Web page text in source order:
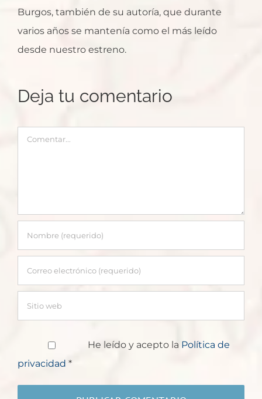
Burgos, también de su autoría, que durante
varios años se mantenía como el más leído
desde nuestro estreno.
Deja tu comentario
Comentar
He leído y acepto la Política de
privacidad *